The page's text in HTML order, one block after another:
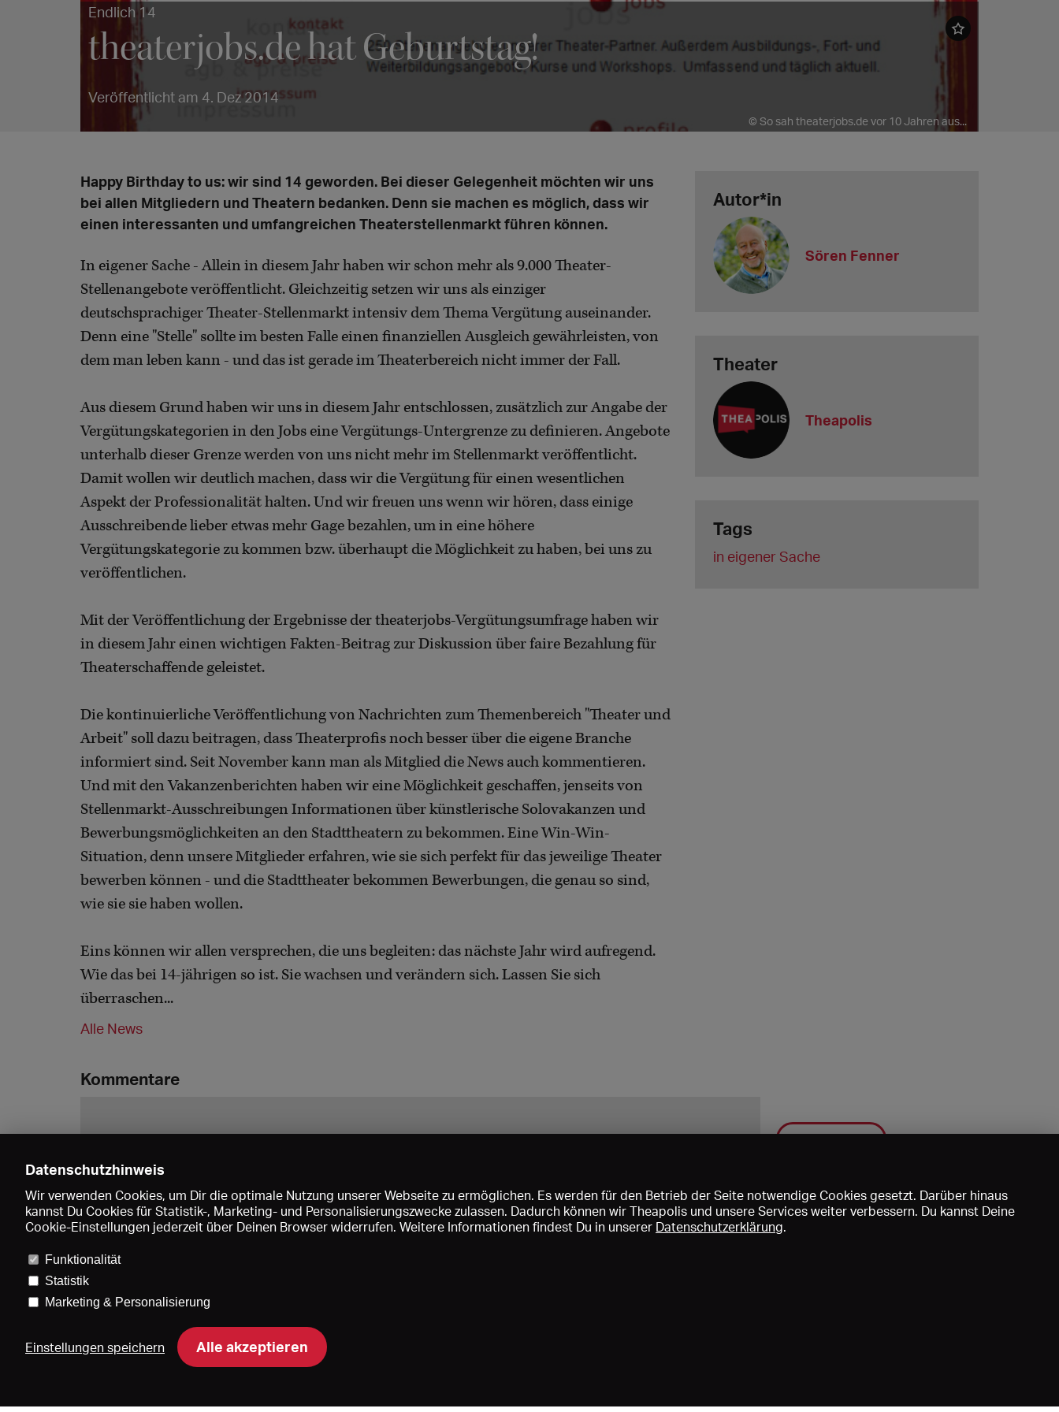
Endlich 14
theaterjobs.de hat Geburtstag!
Veröffentlicht am 4. Dez 2014
© So sah theaterjobs.de vor 10 Jahren aus...
Happy Birthday to us: wir sind 14 geworden. Bei dieser Gelegenheit möchten wir uns
bei allen Mitgliedern und Theatern bedanken. Denn sie machen es möglich, dass wir
einen interessanten und umfangreichen Theaterstellenmarkt führen können.
In eigener Sache - Allein in diesem Jahr haben wir schon mehr als 9.000 Theater-
Stellenangebote veröffentlicht. Gleichzeitig setzen wir uns als einziger
deutschsprachiger Theater-Stellenmarkt intensiv dem Thema Vergütung auseinander.
Denn eine "Stelle" sollte im besten Falle einen finanziellen Ausgleich gewährleisten, von
dem man leben kann - und das ist gerade im Theaterbereich nicht immer der Fall.
Aus diesem Grund haben wir uns in diesem Jahr entschlossen, zusätzlich zur Angabe der
Vergütungskategorien in den Jobs eine Vergütungs-Untergrenze zu definieren. Angebote
unterhalb dieser Grenze werden von uns nicht mehr im Stellenmarkt veröffentlicht.
Damit wollen wir deutlich machen, dass wir die Vergütung für einen wesentlichen
Aspekt der Professionalität halten. Und wir freuen uns wenn wir hören, dass einige
Ausschreibende lieber etwas mehr Gage bezahlen, um in eine höhere
Vergütungskategorie zu kommen bzw. überhaupt die Möglichkeit zu haben, bei uns zu
veröffentlichen.
Mit der Veröffentlichung der Ergebnisse der theaterjobs-Vergütungsumfrage haben wir
in diesem Jahr einen wichtigen Fakten-Beitrag zur Diskussion über faire Bezahlung für
Theaterschaffende geleistet.
Die kontinuierliche Veröffentlichung von Nachrichten zum Themenbereich "Theater und
Arbeit" soll dazu beitragen, dass Theaterprofis noch besser über die eigene Branche
informiert sind. Seit November kann man als Mitglied die News auch kommentieren.
Und mit den Vakanzenberichten haben wir eine Möglichkeit geschaffen, jenseits von
Stellenmarkt-Ausschreibungen Informationen über künstlerische Solovakanzen und
Bewerbungsmöglichkeiten an den Stadttheatern zu bekommen. Eine Win-Win-
Situation, denn unsere Mitglieder erfahren, wie sie sich perfekt für das jeweilige Theater
bewerben können - und die Stadttheater bekommen Bewerbungen, die genau so sind,
wie sie sie haben wollen.
Eins können wir allen versprechen, die uns begleiten: das nächste Jahr wird aufregend.
Wie das bei 14-jährigen so ist. Sie wachsen und verändern sich. Lassen Sie sich
überraschen...
Alle News
Autor*in
Sören Fenner
Theater
Theapolis
Tags
in eigener Sache
Kommentare
Speichern
Datenschutzhinweis
Wir verwenden Cookies, um Dir die optimale Nutzung unserer Webseite zu ermöglichen. Es werden für den Betrieb der Seite notwendige Cookies gesetzt. Darüber hinaus
kannst Du Cookies für Statistik-, Marketing- und Personalisierungszwecke zulassen. Dadurch können wir Theapolis und unsere Services weiter verbessern. Du kannst Deine
Cookie-Einstellungen jederzeit über Deinen Browser widerrufen. Weitere Informationen findest Du in unserer Datenschutzerklärung.
Funktionalität
Statistik
Marketing & Personalisierung
Einstellungen speichern Alle akzeptieren